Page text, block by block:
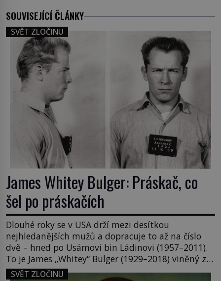
SOUVISEJÍCÍ ČLÁNKY
SVĚT ZLOČINU
James Whitey Bulger: Práskač, co
šel po práskačích
Dlouhé roky se v USA drží mezi desítkou
nejhledanějších mužů a dopracuje to až na číslo
dvě – hned po Usámovi bin Ládinovi (1957–2011).
To je James „Whitey“ Bulger (1929–2018) viněný ze
spoluúčasti na 19 vraždách, vydírání a lichvy. A
SVĚT ZLOČINU